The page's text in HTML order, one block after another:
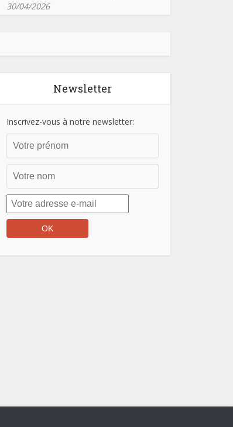
30/04/2026
Newsletter
Inscrivez-vous à notre newsletter: